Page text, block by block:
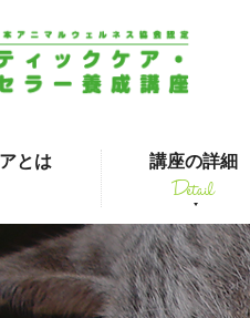
とは 講座の詳細
Detail
て受講される方